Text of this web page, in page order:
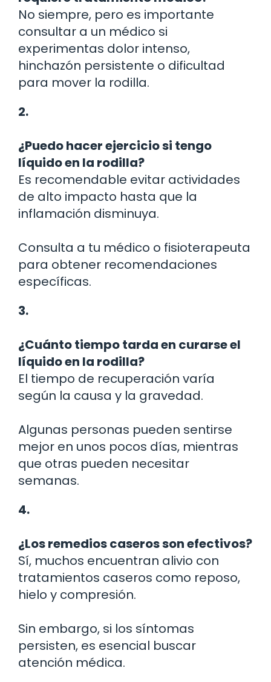
No siempre, pero es importante
consultar a un médico si
experimentas dolor intenso,
hinchazón persistente o dificultad
para mover la rodilla.
2.
¿Puedo hacer ejercicio si tengo
líquido en la rodilla?
Es recomendable evitar actividades
de alto impacto hasta que la
inflamación disminuya.
Consulta a tu médico o fisioterapeuta
para obtener recomendaciones
específicas.
3.
¿Cuánto tiempo tarda en curarse el
líquido en la rodilla?
El tiempo de recuperación varía
según la causa y la gravedad.
Algunas personas pueden sentirse
mejor en unos pocos días, mientras
que otras pueden necesitar
semanas.
4.
¿Los remedios caseros son efectivos?
Sí, muchos encuentran alivio con
tratamientos caseros como reposo,
hielo y compresión.
Sin embargo, si los síntomas
persisten, es esencial buscar
atención médica.